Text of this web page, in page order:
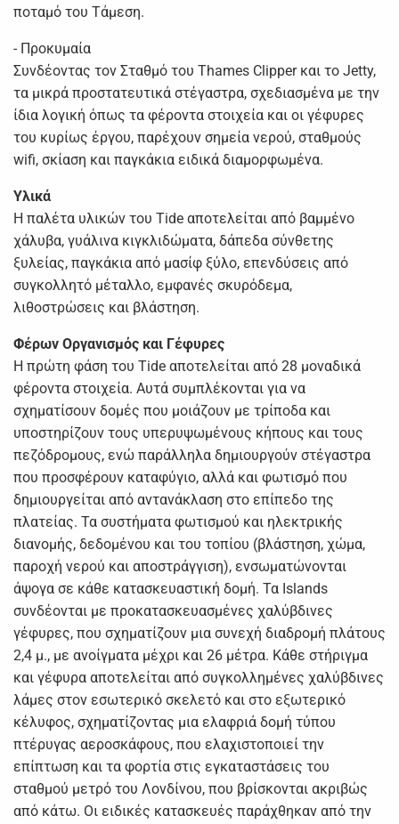
ποταμό του Τάμεση.
- Προκυμαία
Συνδέοντας τον Σταθμό του Thames Clipper και το Jetty,
τα μικρά προστατευτικά στέγαστρα, σχεδιασμένα με την
ίδια λογική όπως τα φέροντα στοιχεία και οι γέφυρες
του κυρίως έργου, παρέχουν σημεία νερού, σταθμούς
wifi, σκίαση και παγκάκια ειδικά διαμορφωμένα.
Υλικά
Η παλέτα υλικών του Tide αποτελείται από βαμμένο
χάλυβα, γυάλινα κιγκλιδώματα, δάπεδα σύνθετης
ξυλείας, παγκάκια από μασίφ ξύλο, επενδύσεις από
συγκολλητό μέταλλο, εμφανές σκυρόδεμα,
λιθοστρώσεις και βλάστηση.
Φέρων Οργανισμός και Γέφυρες
Η πρώτη φάση του Tide αποτελείται από 28 μοναδικά
φέροντα στοιχεία. Αυτά συμπλέκονται για να
σχηματίσουν δομές που μοιάζουν με τρίποδα και
υποστηρίζουν τους υπερυψωμένους κήπους και τους
πεζόδρομους, ενώ παράλληλα δημιουργούν στέγαστρα
που προσφέρουν καταφύγιο, αλλά και φωτισμό που
δημιουργείται από αντανάκλαση στο επίπεδο της
πλατείας. Τα συστήματα φωτισμού και ηλεκτρικής
διανομής, δεδομένου και του τοπίου (βλάστηση, χώμα,
παροχή νερού και αποστράγγιση), ενσωματώνονται
άψογα σε κάθε κατασκευαστική δομή. Τα Islands
συνδέονται με προκατασκευασμένες χαλύβδινες
γέφυρες, που σχηματίζουν μια συνεχή διαδρομή πλάτους
2,4 μ., με ανοίγματα μέχρι και 26 μέτρα. Κάθε στήριγμα
και γέφυρα αποτελείται από συγκολλημένες χαλύβδινες
λάμες στον εσωτερικό σκελετό και στο εξωτερικό
κέλυφος, σχηματίζοντας μια ελαφριά δομή τύπου
πτέρυγας αεροσκάφους, που ελαχιστοποιεί την
επίπτωση και τα φορτία στις εγκαταστάσεις του
σταθμού μετρό του Λονδίνου, που βρίσκονται ακριβώς
από κάτω. Οι ειδικές κατασκευές παράχθηκαν από την